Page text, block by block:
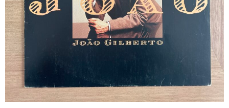
新譜
GG RECORD （当店のレーベル）
全商品
JAZZ-US
BLUE NOTE